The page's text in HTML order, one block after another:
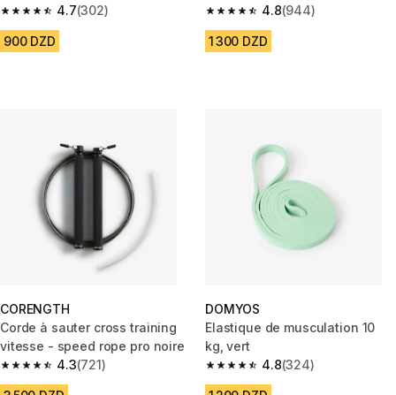
légère, beige
4.7
4.7 out of 5 stars from 302 reviews
(302)
900 DZD
bleu foncé4.8
4.8 out of 5 stars from 944
(944)
1 300 DZD
CORENGTH
Corde à sauter cross training
vitesse - speed rope pro noire
4.3
4.3 out of 5 stars from 721 reviews
(721)
DOMYOS
Elastique de musculation 10
kg, vert
4.8
4.8 out of 5 stars from 324
(324)